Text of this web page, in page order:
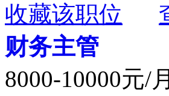
收藏该职位
财务主管
8000-10000元/月